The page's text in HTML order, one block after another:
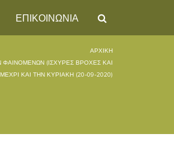
ΕΠΙΚΟΙΝΩΝΙΑ
ΑΡΧΙΚΉ
ΦΑΙΝΟΜΕΝΩΝ (ΙΣΧΥΡΕΣ ΒΡΟΧΕΣ ΚΑΙ
ΚΑΙ ΤΗΝ ΚΥΡΙΑΚΉ (20-09-2020)